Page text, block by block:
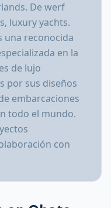
De werf
luxury yachts.
una reconocida
en la
de lujo
por sus diseños
embarcaciones
todo el mundo.
con